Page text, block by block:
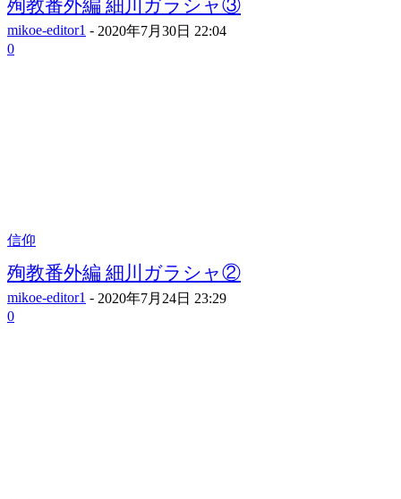
殉教番外編 細川ガラシャ③
mikoe-editor1 - 2020年7月30日 22:04
0
信仰
殉教番外編 細川ガラシャ②
mikoe-editor1 - 2020年7月24日 23:29
0